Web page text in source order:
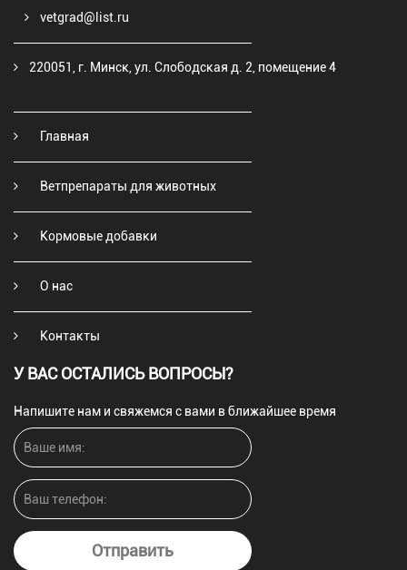
vetgrad@list.ru
220051, г. Минск, ул. Слободская д. 2, помещение 4
Главная
Ветпрепараты для животных
Кормовые добавки
О нас
Контакты
У ВАС ОСТАЛИСЬ ВОПРОСЫ?
Напишите нам и свяжемся с вами в ближайшее время
Отправить